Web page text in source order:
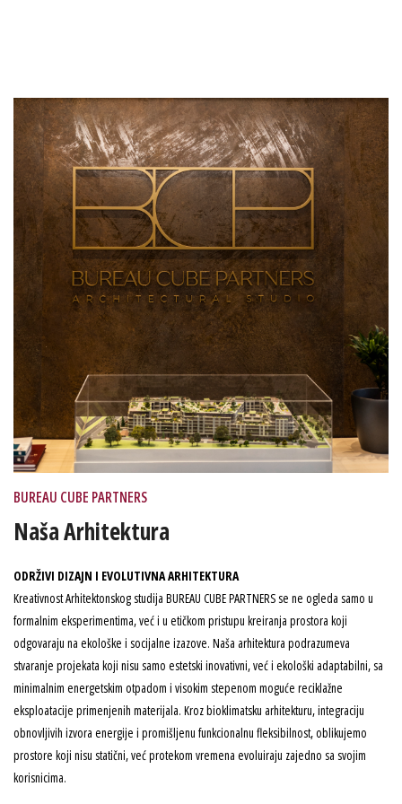
BUREAU CUBE PARTNERS
Naša Arhitektura
ODRŽIVI DIZAJN I EVOLUTIVNA ARHITEKTURA
Kreativnost Arhitektonskog studija BUREAU CUBE PARTNERS se ne ogleda samo u
formalnim eksperimentima, već i u etičkom pristupu kreiranja prostora koji
odgovaraju na ekološke i socijalne izazove. Naša arhitektura podrazumeva
stvaranje projekata koji nisu samo estetski inovativni, već i ekološki adaptabilni, sa
minimalnim energetskim otpadom i visokim stepenom moguće reciklažne
eksploatacije primenjenih materijala. Kroz bioklimatsku arhitekturu, integraciju
obnovljivih izvora energije i promišljenu funkcionalnu fleksibilnost, oblikujemo
prostore koji nisu statični, već protekom vremena evoluiraju zajedno sa svojim
korisnicima.